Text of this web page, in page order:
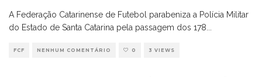
A Federação Catarinense de Futebol parabeniza a Polícia Militar
do Estado de Santa Catarina pela passagem dos 178
FCF NENHUM COMENTÁRIO 0 3 VIEWS